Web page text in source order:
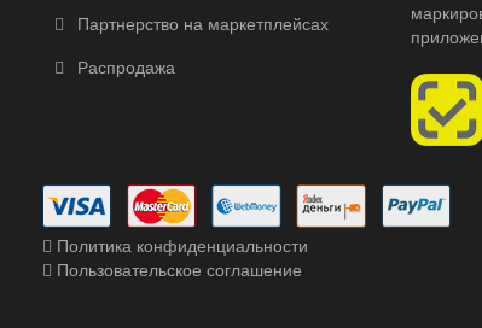
Партнерство на маркетплейсах
Распродажа
Политика конфиденциальности
Пользовательское соглашение